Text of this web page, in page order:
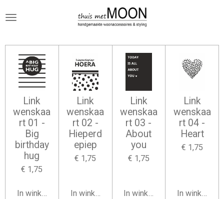
direct
de
hoofdinhoud
Link
wenskaa
rt 01 -
Big
birthday
hug
€ 1,75
In winkelwagen
Link
wenskaa
rt 02 -
Hieperd
epiep
€ 1,75
In winkelwagen
Link
wenskaa
rt 03 -
About
you
€ 1,75
In winkelwagen
Link
wenskaa
rt 04 -
Heart
€ 1,75
In